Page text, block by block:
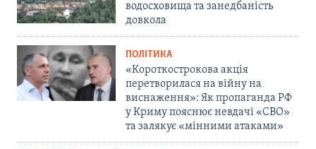
водосховища та занедбаність
довкола
ПОЛІТИКА
«Короткострокова акція
перетворилася на війну на
виснаження»: Як пропаганда РФ
у Криму пояснює невдачі «СВО»
та залякує «мінними атаками»